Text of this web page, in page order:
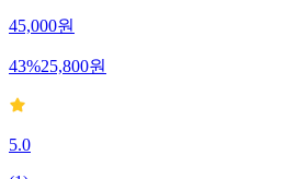
45,000원
43%25,800원
5.0